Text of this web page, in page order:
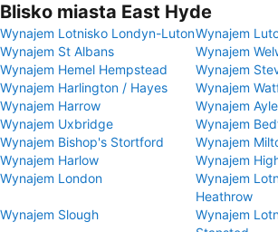
Blisko miasta East Hyde
Wynajem Lotnisko Londyn-LutonWynajem
Wynajem St Albans
Wynajem
Wynajem Hemel Hempstead
Wynajem
Wynajem Harlington / Hayes
Wynajem
Wynajem Harrow
Wynajem
Wynajem Uxbridge
Wynajem
Wynajem Bishop's Stortford
Wynajem
Wynajem Harlow
Wynajem
Wynajem London
Wynajem
Heathrow
Wynajem Slough
Wynajem